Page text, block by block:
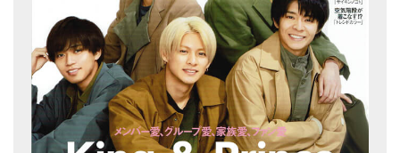
マンダラ彫（黒・渋金）
人気の3点セット
お得なアマナマナ・セット
特大シンギングボウル・特殊柄